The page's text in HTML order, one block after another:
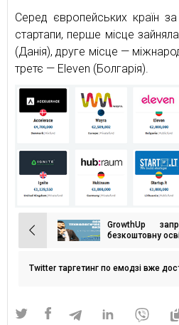
Серед європейських країн
стартапи, перше місце
(Данія), друге місце —
третє — Eleven (Болгарія).
Навігація
записів
GrowthUp
безкоштовну
Twitter таргетинг по емодзі вже